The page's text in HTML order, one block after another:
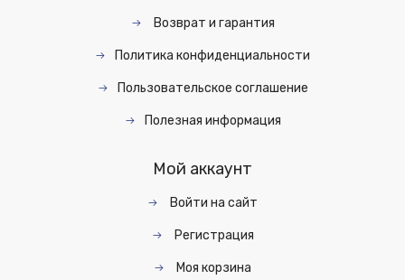
Возврат и гарантия
Политика конфиденциальности
Пользовательское соглашение
Полезная информация
Мой аккаунт
Войти на сайт
Регистрация
Моя корзина